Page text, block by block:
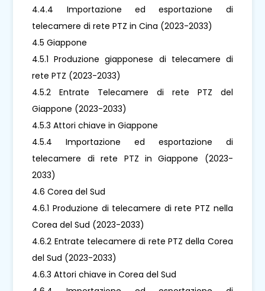
4.4.4 Importazione ed esportazione di
telecamere di rete PTZ in Cina (2023-2033)
4.5 Giappone
4.5.1 Produzione giapponese di telecamere di
rete PTZ (2023-2033)
4.5.2 Entrate Telecamere di rete PTZ del
Giappone (2023-2033)
4.5.3 Attori chiave in Giappone
4.5.4 Importazione ed esportazione di
telecamere di rete PTZ in Giappone (2023-
2033)
4.6 Corea del Sud
4.6.1 Produzione di telecamere di rete PTZ nella
Corea del Sud (2023-2033)
4.6.2 Entrate telecamere di rete PTZ della Corea
del Sud (2023-2033)
4.6.3 Attori chiave in Corea del Sud